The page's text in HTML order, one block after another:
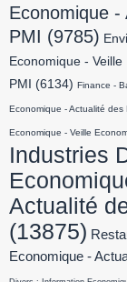
Economique
PMI (9785)
Economique -
PMI
(6134) Finance -
Economique - Actualité des
Economique - Veille
Industries
Actualité
(13875)
Economique -